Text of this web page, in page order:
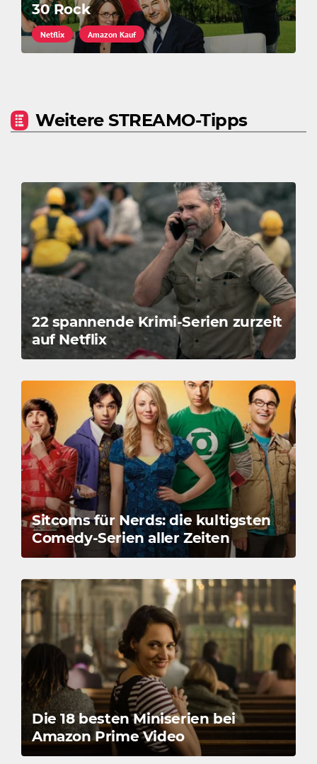
30 Rock
Netflix Amazon Kauf
Weitere STREAMO-Tipps
22 spannende Krimi-Serien zurzeit
auf Netflix
Sitcoms für Nerds: die kultigsten
Comedy-Serien aller Zeiten
Die 18 besten Miniserien bei
Amazon Prime Video